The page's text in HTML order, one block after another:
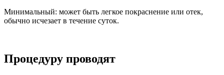
Минимальный: может быть легкое покраснение или отек,
обычно исчезает в течение суток.
Процедуру проводят